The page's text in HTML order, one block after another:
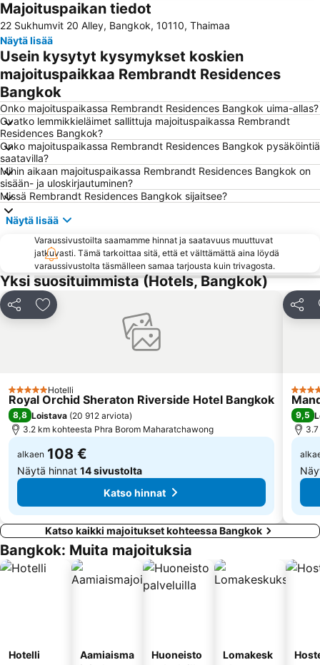
Terminal 21
BTS Siam
MBK Center
Bangkok Hua Lamphongin päärautatieasema
Central World Plaza
BTS Ekkamai
BTS Phaya Thai
BTS Phrom Phong
Siam Square
Siam Paragon
Baiyoke Tower II
BTS Thong Lo
BTS On Nut
Wat Arun
BTS Ratchathewi
Chatuchak Market
Bangkok Port
BTS Sala Daeng
BTS Chit Lom
BTS Chong Nonsi
Bangkok City and Temples Tour
MRT Rama 9
MRT Si Lom
BTS Phra Khanong
BTS Krung Thon Buri
Samutprakarn Crocodile Farm
Seacon Square
Grand Palace and Temples and City Tour
Majoituspaikan tiedot
22 Sukhumvit 20 Alley, Bangkok, 10110, Thaimaa
Näytä lisää
Usein kysytyt kysymykset koskien
majoituspaikkaa Rembrandt Residences
Bangkok
Onko majoituspaikassa Rembrandt Residences Bangkok uima-allas?
Ovatko lemmikkieläimet sallittuja majoituspaikassa Rembrandt
Residences Bangkok?
Onko majoituspaikassa Rembrandt Residences Bangkok pysäköintiä
saatavilla?
Mihin aikaan majoituspaikassa Rembrandt Residences Bangkok on
sisään- ja uloskirjautuminen?
Missä Rembrandt Residences Bangkok sijaitsee?
Näytä lisää
Varaussivustoilta saamamme hinnat ja saatavuus muuttuvat
jatkuvasti. Tämä tarkoittaa sitä, että et välttämättä aina löydä
varaussivustolta täsmälleen samaa tarjousta kuin trivagosta.
Yksi suosituimmista (Hotels, Bangkok)
Jaa Lisää suosikkeihin
5 Tähtiluokitus
Hotelli
Royal Orchid Sheraton Riverside Hotel Bangkok
8,8 Loistava (20 912 arviota)
3.2 km kohteesta Phra Borom Maharatchawong
alkaen 108 €
Näytä hinnat 14 sivustolta
Katso hinnat
Jaa
5
9,5
Katso kaikki majoitukset kohteessa Bangkok
Bangkok: Muita majoituksia
Hotelli
Aamiaisma
Huoneisto
Lomakesk